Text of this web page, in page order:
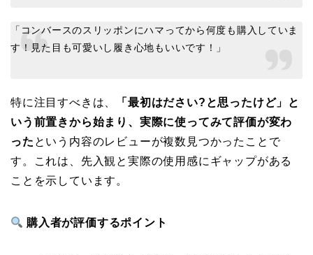
「コンバースのスリッポンにハマってから何度も購入していま
す！見た目も可愛いし履き心地もいいです！」
特に注目すべきは、
「最初はださい?と思ったけど」と
いう前置きから始まり、実際に使ってみて評価が変わ
った という内容のレビューが複数見つかったことで
す。これは、先入観と実際の使用感にギャップがある
ことを示しています。
購入者が評価するポイント